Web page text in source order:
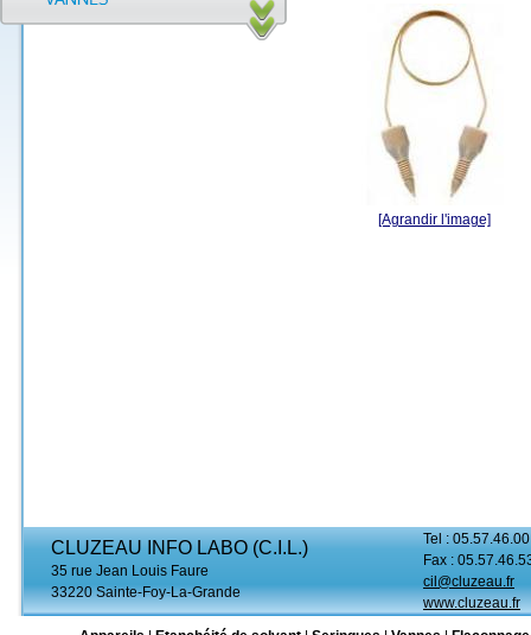
[Agrandir l'image]
CLUZEAU INFO LABO (C.I.L.)
35 rue Jean Louis Faure
33220 Sainte-Foy-La-Grande
Tel :
Fax :
cil@cluzeau.fr
www.cluzeau.fr